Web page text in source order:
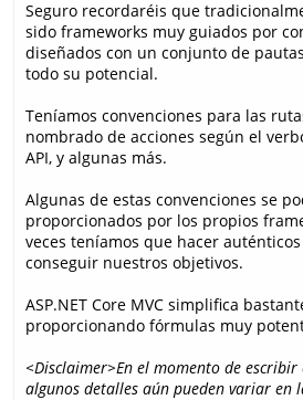
Seguro recordaréis que
sido frameworks muy guiados por
diseñados con un conjunto de
todo su potencial.
Teníamos convenciones para las
nombrado de acciones según el
API, y algunas más.
Algunas de estas convenciones se
proporcionados por los propios
veces teníamos que hacer
conseguir nuestros objetivos.
ASP.NET Core MVC simplifica
proporcionando fórmulas muy
<Disclaimer>En el momento de escribir
algunos detalles aún pueden variar en